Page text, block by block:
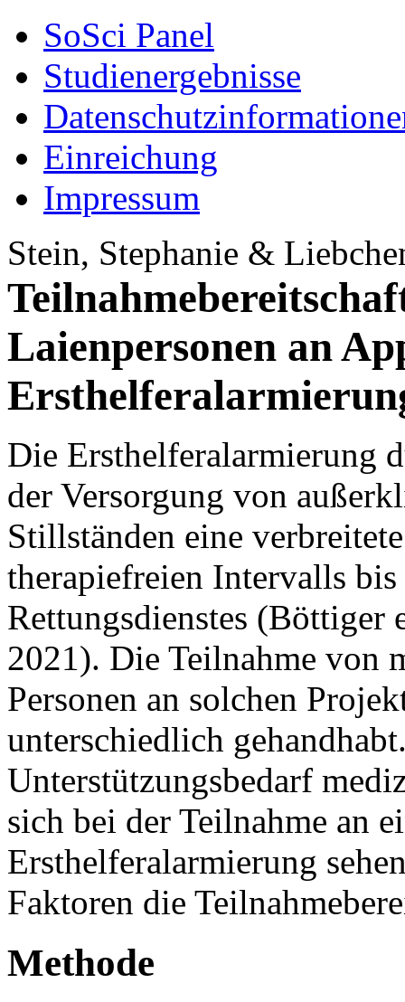
SoSci Panel
Studienergebnisse
Einreichung
Impressum
Stein, Stephanie &
Laienpersonen an
Die Ersthelferalarmierung
der Versorgung von
Stillständen eine
therapiefreien Intervalls
Rettungsdienstes (Böttiger
2021). Die Teilnahme von
Personen an solchen
unterschiedlich
Unterstützungsbedarf
sich bei der Teilnahme an
Ersthelferalarmierung
Faktoren die
Methode